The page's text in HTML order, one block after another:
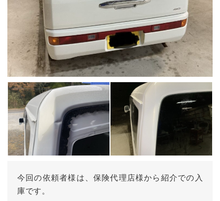
今回の依頼者様は、保険代理店様から紹介での入
庫です。